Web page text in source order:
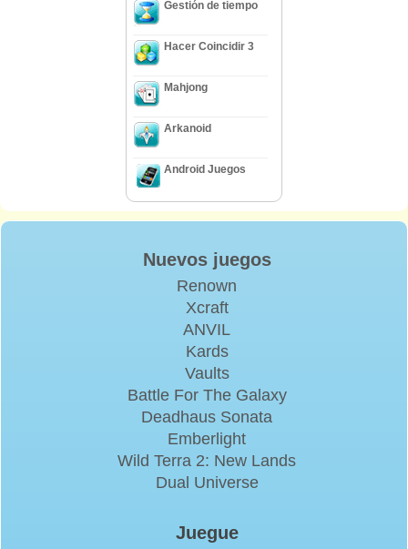
Gestión de tiempo
Hacer Coincidir 3
Mahjong
Arkanoid
Android Juegos
Nuevos juegos
Renown
Xcraft
ANVIL
Kards
Vaults
Battle For The Galaxy
Deadhaus Sonata
Emberlight
Wild Terra 2: New Lands
Dual Universe
Juegue